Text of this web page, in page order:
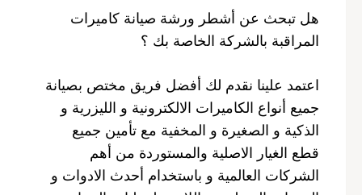
هل تبحث عن أشطر ورشة صيانة كاميرات
المراقبة بالشركة الخاصة بك ؟
اعتمد علينا نقدم لك أفضل فريق مختص بصيانة
جميع أنواع الكاميرات الالكترونية و الليزرية و
الذكية و الصغيرة و المخفية مع تأمين جميع
قطع الغيار الاصلية والمستوردة من أهم
الشركات العالمية و باستخدام أحدث الادوات و